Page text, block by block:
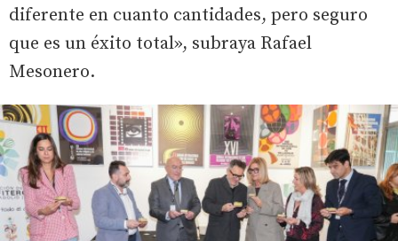
diferente en cuanto cantidades, pero seguro
que es un éxito total», subraya Rafael
Mesonero.